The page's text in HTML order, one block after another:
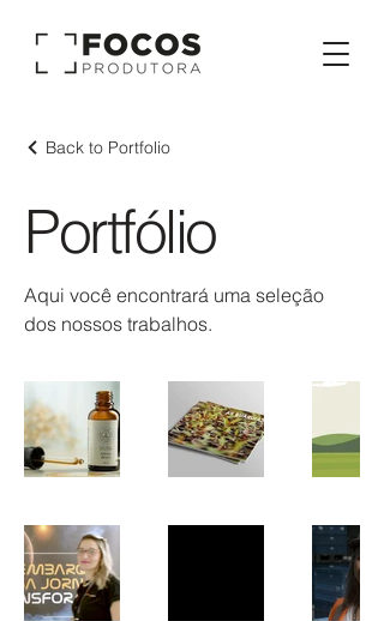
Back to Portfolio
Portfólio
Aqui você encontrará uma seleção
dos nossos trabalhos.